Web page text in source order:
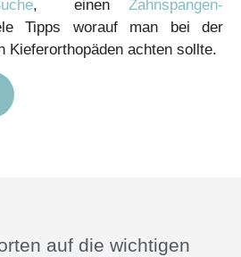
, einen Zahnspangen-
Tipps worauf man bei der
Kieferorthopäden achten sollte.
auf die wichtigen